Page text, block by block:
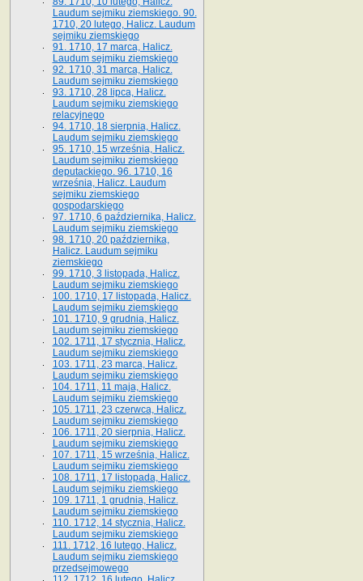
Laudum sejmiku ziemskiego. 90.
1710, 20 lutego, Halicz. Laudum
sejmiku ziemskiego
91. 1710, 17 marca, Halicz.
Laudum sejmiku ziemskiego
92. 1710, 31 marca, Halicz.
Laudum sejmiku ziemskiego
93. 1710, 28 lipca, Halicz.
Laudum sejmiku ziemskiego
relacyjnego
94. 1710, 18 sierpnia, Halicz.
Laudum sejmiku ziemskiego
95. 1710, 15 września, Halicz.
Laudum sejmiku ziemskiego
deputackiego. 96. 1710, 16
września, Halicz. Laudum
sejmiku ziemskiego
gospodarskiego
97. 1710, 6 października, Halicz.
Laudum sejmiku ziemskiego
98. 1710, 20 października,
Halicz. Laudum sejmiku
ziemskiego
99. 1710, 3 listopada, Halicz.
Laudum sejmiku ziemskiego
100. 1710, 17 listopada, Halicz.
Laudum sejmiku ziemskiego
101. 1710, 9 grudnia, Halicz.
Laudum sejmiku ziemskiego
102. 1711, 17 stycznia, Halicz.
Laudum sejmiku ziemskiego
103. 1711, 23 marca, Halicz.
Laudum sejmiku ziemskiego
104. 1711, 11 maja, Halicz.
Laudum sejmiku ziemskiego
105. 1711, 23 czerwca, Halicz.
Laudum sejmiku ziemskiego
106. 1711, 20 sierpnia, Halicz.
Laudum sejmiku ziemskiego
107. 1711, 15 września, Halicz.
Laudum sejmiku ziemskiego
108. 1711, 17 listopada, Halicz.
Laudum sejmiku ziemskiego
109. 1711, 1 grudnia, Halicz.
Laudum sejmiku ziemskiego
110. 1712, 14 stycznia, Halicz.
Laudum sejmiku ziemskiego
111. 1712, 16 lutego, Halicz.
Laudum sejmiku ziemskiego
przedsejmowego